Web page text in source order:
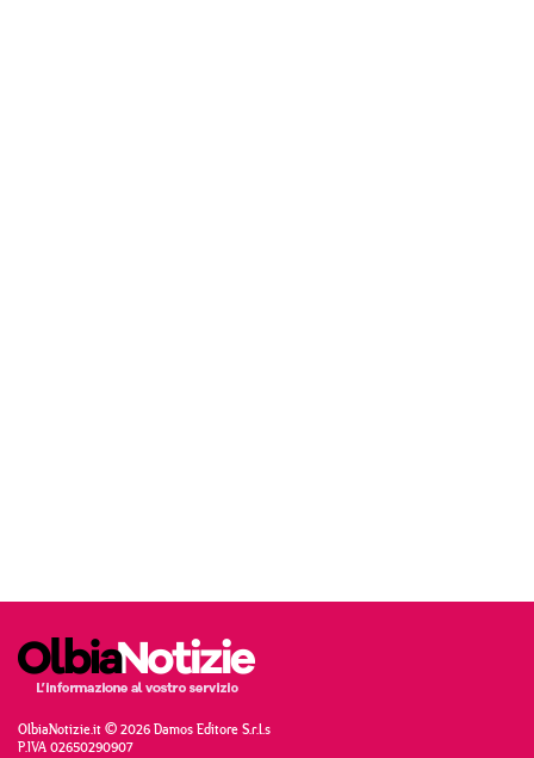
OlbiaNotizie.it © 2026 Damos Editore S.r.l.s
P.IVA 02650290907